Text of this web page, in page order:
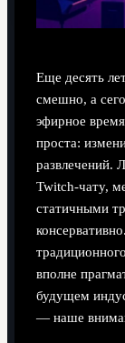
Еще десять
смешно, а
эфирное
проста:
развлечений.
Twitch-чату,
статичными
вполне
будущем
— наше